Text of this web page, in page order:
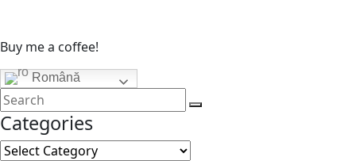
Buy me a coffee!
Română
Categories
Categories